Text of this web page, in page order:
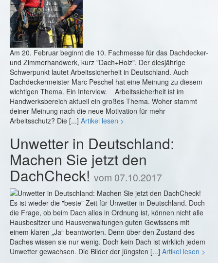
Am 20. Februar beginnt die 10. Fachmesse für das Dachdecker-
und Zimmerhandwerk, kurz "Dach+Holz". Der diesjährige
Schwerpunkt lautet Arbeitssicherheit in Deutschland. Auch
Dachdeckermeister Marc Peschel hat eine Meinung zu diesem
wichtigen Thema. Ein Interview. Arbeitssicherheit ist im
Handwerksbereich aktuell ein großes Thema. Woher stammt
deiner Meinung nach die neue Motivation für mehr
Arbeitsschutz? Die [...] Artikel lesen >
Unwetter in Deutschland:
Machen Sie jetzt den
DachCheck!vom 07.10.2017
Es ist wieder die "beste" Zeit für Unwetter in Deutschland. Doch
die Frage, ob beim Dach alles in Ordnung ist, können nicht alle
Hausbesitzer und Hausverwaltungen guten Gewissens mit
einem klaren „Ja“ beantworten. Denn über den Zustand des
Daches wissen sie nur wenig. Doch kein Dach ist wirklich jedem
Unwetter gewachsen. Die Bilder der jüngsten [...] Artikel lesen >